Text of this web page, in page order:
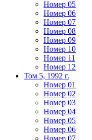
Номер 05
Номер 06
Номер 07
Номер 08
Номер 09
Номер 10
Номер 11
Номер 12
Том 5, 1992 г.
Номер 01
Номер 02
Номер 03
Номер 04
Номер 05
Номер 06
Номер 07